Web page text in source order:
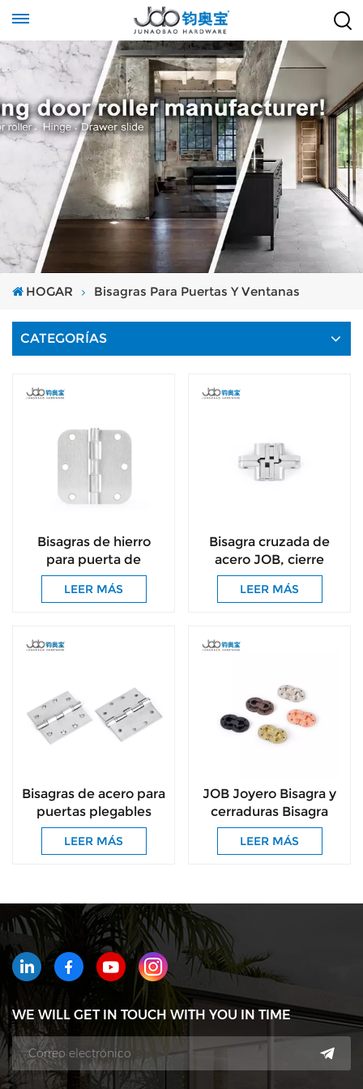
HOGAR Bisagras Para Puertas Y Ventanas
CATEGORÍAS
Bisagras de hierro
para puerta de
gabinete plegable
oculto de níquel
LEER MÁS
Bisagra cruzada de
acero JOB, cierre
suave, bisagra para
puerta, inserto para
LEER MÁS
Bisagras de acero para
puertas plegables
JOB Bisagras para
puertas de armarios
LEER MÁS
JOB Joyero Bisagra y
cerraduras Bisagra
pequeña Mariposa
Bisagras coloridas
LEER MÁS
WE WILL GET IN TOUCH WITH YOU IN TIME